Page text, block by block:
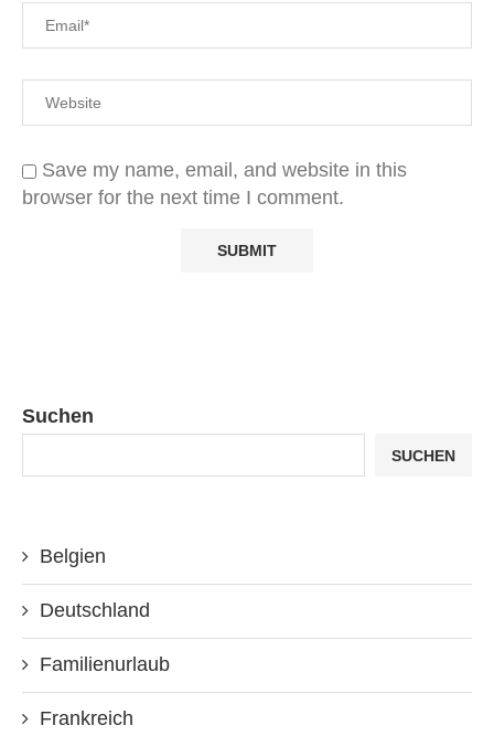
Save my name, email, and website in this
browser for the next time I comment.
Suchen
SUCHEN
Belgien
Deutschland
Familienurlaub
Frankreich